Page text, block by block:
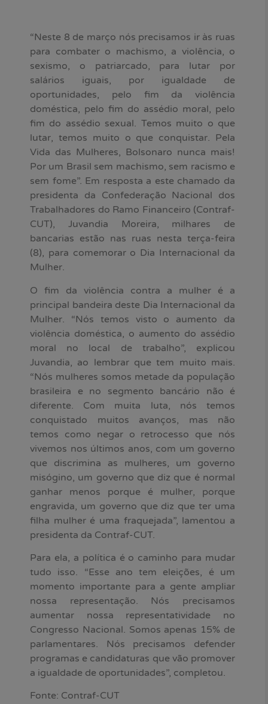
“Neste 8 de março nós precisamos ir às ruas
para combater o machismo, a violência, o
sexismo, o patriarcado, para lutar por
salários iguais, por igualdade de
oportunidades, pelo fim da violência
doméstica, pelo fim do assédio moral, pelo
fim do assédio sexual. Temos muito o que
lutar, temos muito o que conquistar. Pela
Vida das Mulheres, Bolsonaro nunca mais!
Por um Brasil sem machismo, sem racismo e
sem fome”. Em resposta a este chamado da
presidenta da Confederação Nacional dos
Trabalhadores do Ramo Financeiro (Contraf-
CUT), Juvandia Moreira, milhares de
bancarias estão nas ruas nesta terça-feira
(8), para comemorar o Dia Internacional da
Mulher.
O fim da violência contra a mulher é a
principal bandeira deste Dia Internacional da
Mulher. “Nós temos visto o aumento da
violência doméstica, o aumento do assédio
moral no local de trabalho”, explicou
Juvandia, ao lembrar que tem muito mais.
“Nós mulheres somos metade da população
brasileira e no segmento bancário não é
diferente. Com muita luta, nós temos
conquistado muitos avanços, mas não
temos como negar o retrocesso que nós
vivemos nos últimos anos, com um governo
que discrimina as mulheres, um governo
misógino, um governo que diz que é normal
ganhar menos porque é mulher, porque
engravida, um governo que diz que ter uma
filha mulher é uma fraquejada”, lamentou a
presidenta da Contraf-CUT.
Para ela, a política é o caminho para mudar
tudo isso. “Esse ano tem eleições, é um
momento importante para a gente ampliar
nossa representação. Nós precisamos
aumentar nossa representatividade no
Congresso Nacional. Somos apenas 15% de
parlamentares. Nós precisamos defender
programas e candidaturas que vão promover
a igualdade de oportunidades”, completou.
Fonte: Contraf-CUT